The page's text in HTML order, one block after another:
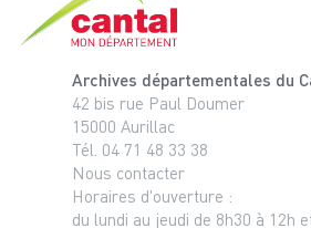
Archives départementales du
42 bis rue Paul Doumer
15000 Aurillac
Tél. 04 71 48 33 38
Nous contacter
Horaires d'ouverture :
du lundi au jeudi de 8h30 à 12h